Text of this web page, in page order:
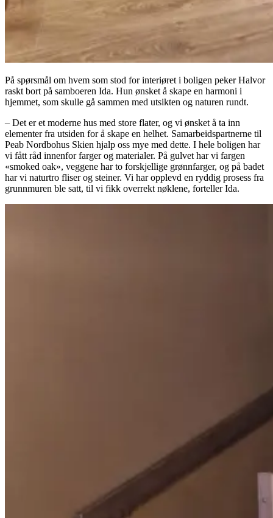
På spørsmål om hvem som stod for interiøret i boligen peker Halvor
raskt bort på samboeren Ida. Hun ønsket å skape en harmoni i
hjemmet, som skulle gå sammen med utsikten og naturen rundt.
– Det er et moderne hus med store flater, og vi ønsket å ta inn
elementer fra utsiden for å skape en helhet. Samarbeidspartnerne til
Peab Nordbohus Skien hjalp oss mye med dette. I hele boligen har
vi fått råd innenfor farger og materialer. På gulvet har vi fargen
«smoked oak», veggene har to forskjellige grønnfarger, og på badet
har vi naturtro fliser og steiner. Vi har opplevd en ryddig prosess fra
grunnmuren ble satt, til vi fikk overrekt nøklene, forteller Ida.